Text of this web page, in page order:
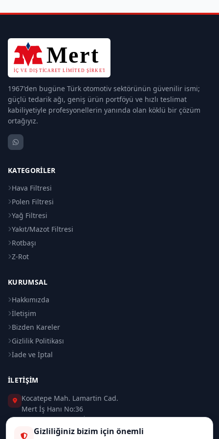
1967'den bugüne Türk otomotiv sektörünün güvenilir ismi;
güçlü tedarik ağı, geniş ürün portföyü ve hızlı teslimat
kabiliyetiyle profesyonellerin yanında olan köklü bir çözüm
ortağıyız.
KATEGORILER
Hava Filtresi
Polen Filtresi
Yağ Filtresi
Yakıt/Mazot Filtresi
Rotbaşı
Z-Rot
KURUMSAL
Hakkımızda
İletişim
Bizden Kareler
Gizlilik Politikası
İade ve İptal
İLETIŞIM
Kocatepe Mah. Lamartin Cad.
Mert İş Hanı No:36
Taksim / Beyoğlu / İSTANBUL
Gizliliğiniz bizim için önemli